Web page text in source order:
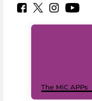
The MiC APPs